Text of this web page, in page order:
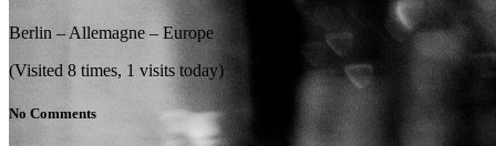
Berlin – Allemagne – Europe
(Visited 8 times, 1 visits today)
No Comments